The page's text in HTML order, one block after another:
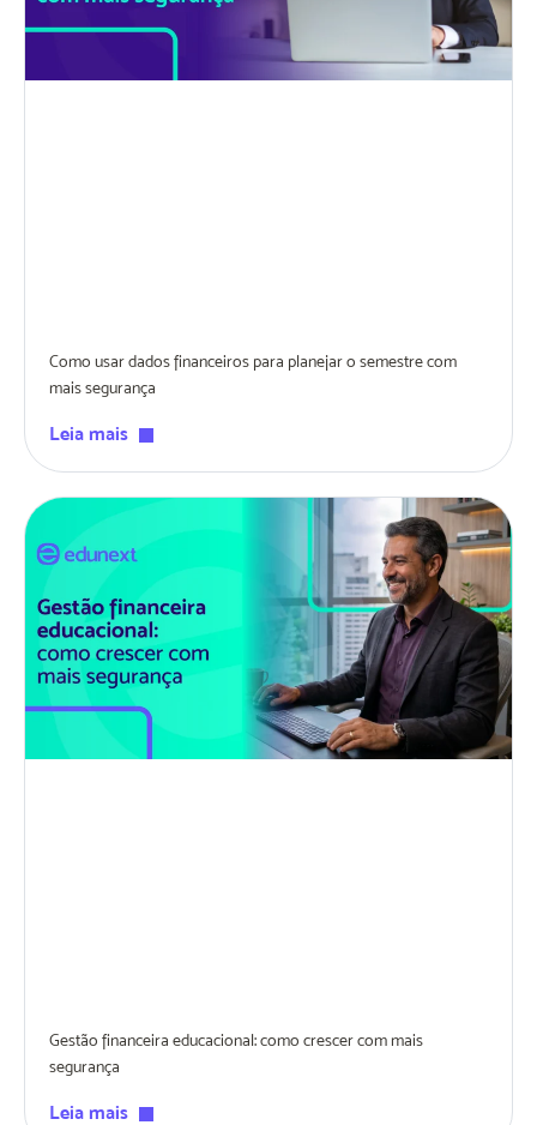
Como usar dados financeiros para planejar o semestre com
mais segurança
Leia mais
Gestão financeira educacional: como crescer com mais
segurança
Leia mais